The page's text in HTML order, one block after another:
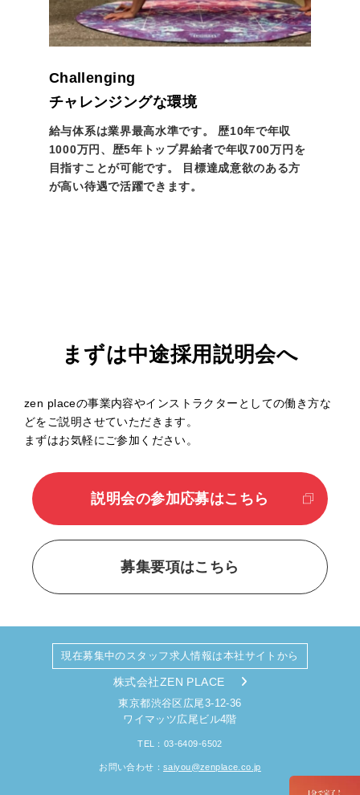
Challenging
チャレンジングな環境
給与体系は業界最高水準です。 歴10年で年収
1000万円、歴5年トップ昇給者で年収700万円を
目指すことが可能です。 目標達成意欲のある方
が高い待遇で活躍できます。
まずは中途採用説明会へ
zen placeの事業内容やインストラクターとしての働き方な
どをご説明させていただきます。
まずはお気軽にご参加ください。
説明会の参加応募はこちら
募集要項はこちら
現在募集中のスタッフ求人情報は本社サイトから
株式会社ZEN PLACE
東京都渋谷区広尾3-12-36
ワイマッツ広尾ビル4階
TEL：03-6409-6502
お問い合わせ：saiyou@zenplace.co.jp